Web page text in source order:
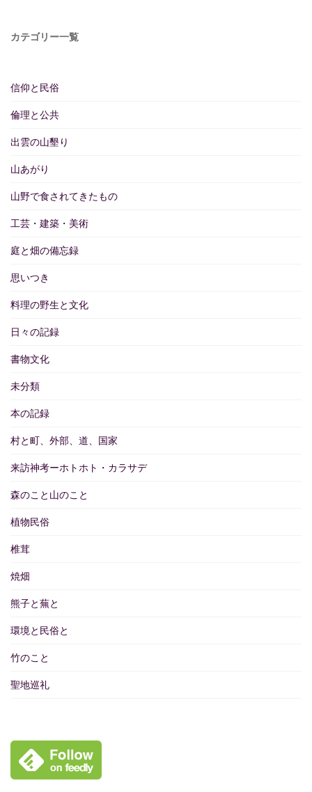
カテゴリー一覧
信仰と民俗
倫理と公共
出雲の山墾り
山あがり
山野で食されてきたもの
工芸・建築・美術
庭と畑の備忘録
思いつき
料理の野生と文化
日々の記録
書物文化
未分類
本の記録
村と町、外部、道、国家
来訪神考ーホトホト・カラサデ
森のこと山のこと
植物民俗
椎茸
焼畑
熊子と蕪と
環境と民俗と
竹のこと
聖地巡礼